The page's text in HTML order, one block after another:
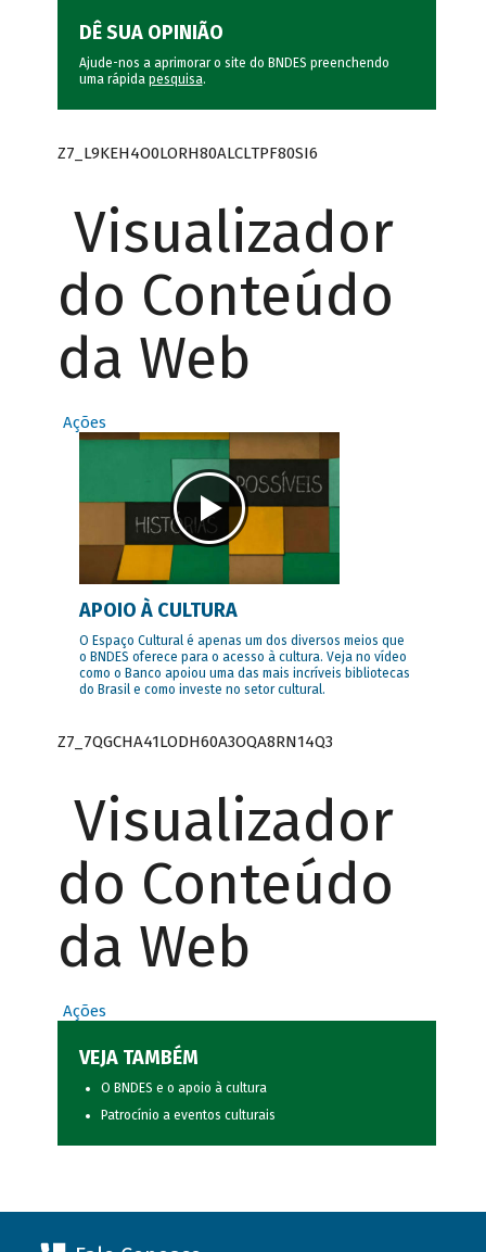
DÊ SUA OPINIÃO
Ajude-nos a aprimorar o site do BNDES preenchendo
uma rápida pesquisa.
Z7_L9KEH4O0LORH80ALCLTPF80SI6
Visualizador
do Conteúdo
da Web
Ações
APOIO À CULTURA
O Espaço Cultural é apenas um dos diversos meios que
o BNDES oferece para o acesso à cultura. Veja no vídeo
como o Banco apoiou uma das mais incríveis bibliotecas
do Brasil e como investe no setor cultural.
Z7_7QGCHA41LODH60A3OQA8RN14Q3
Visualizador
do Conteúdo
da Web
Ações
VEJA TAMBÉM
O BNDES e o apoio à cultura
Patrocínio a eventos culturais